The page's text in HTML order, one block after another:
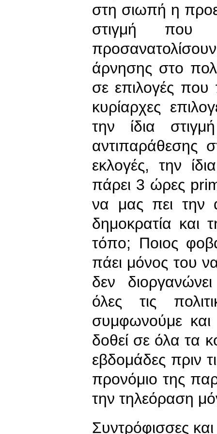
στη σιωπή η
στιγμή που
άρνησης στο
σε επιλογές
κυρίαρχες
την ίδια
αντιπαράθεσης
εκλογές, την
πάρει 3 ώρες
να μας πει την
δημοκρατία και
τόπο; Ποιος
πάει μόνος του
δεν
όλες τις
συμφωνούμε
δοθεί σε όλα τα
εβδομάδες πριν
προνόμιο της
την τηλεόραση
Συντρόφισσες